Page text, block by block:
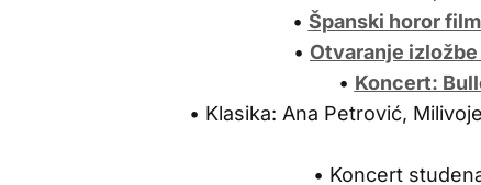
• Španski horor
• Otvaranje izložbe
• Koncert:
• Klasika: Ana Petrović,
• Koncert